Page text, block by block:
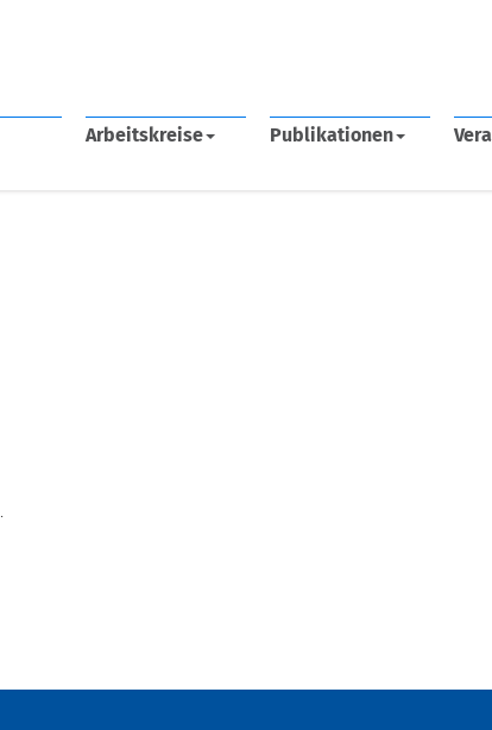
Arbeitskreise Publikationen
.